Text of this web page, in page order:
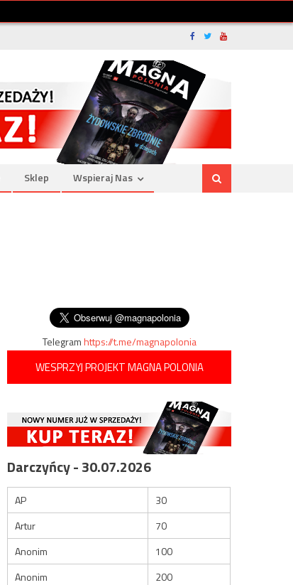
Sklep Wspieraj Nas
Telegramhttps://t.me/magnapolonia
WESPRZYJ PROJEKT MAGNA POLONIA
Darczyńcy - 30.07.2026
AP
30
Artur
70
Anonim
100
Anonim
200